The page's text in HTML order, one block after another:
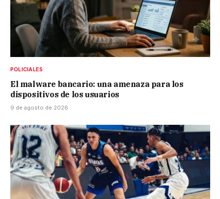
POLICIALES
El malware bancario: una amenaza para los
dispositivos de los usuarios
9 de agosto de 2026